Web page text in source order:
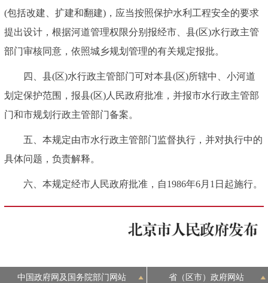
(包括改建、扩建和翻建)，应当按照保护水利工程安全的要求
提出设计，根据河道管理权限分别报经市、县(区)水行政主管
部门审核同意，依照城乡规划管理的有关规定报批。
四、县(区)水行政主管部门可对本县(区)所辖中、小河道
划定保护范围，报县(区)人民政府批准，并报市水行政主管部
门和市规划行政主管部门备案。
五、本规定由市水行政主管部门监督执行，并对执行中的
具体问题，负责解释。
六、本规定经市人民政府批准，自1986年6月1日起施行。
中国政府网及国务院部门网站 省（区市）政府网站